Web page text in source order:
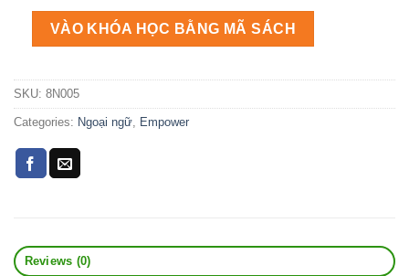
VÀO KHÓA HỌC BẰNG MÃ SÁCH
SKU: 8N005
Categories: Ngoại ngữ Empower
Reviews (0)